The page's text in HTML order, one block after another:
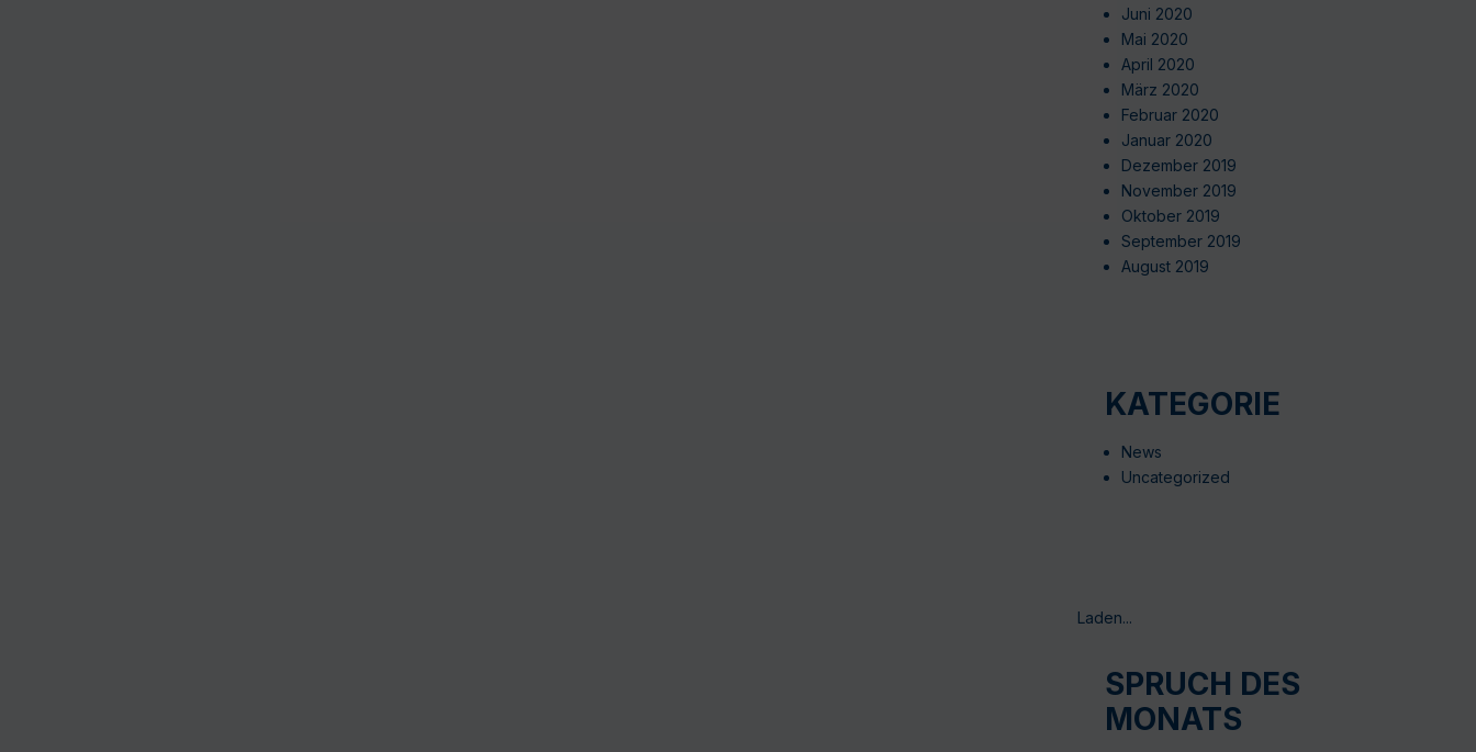
Juni 2020
Mai 2020
April 2020
März 2020
Februar 2020
Januar 2020
Dezember 2019
November 2019
Oktober 2019
September 2019
August 2019
KATEGORIE
News
Uncategorized
Laden...
SPRUCH DES
MONATS